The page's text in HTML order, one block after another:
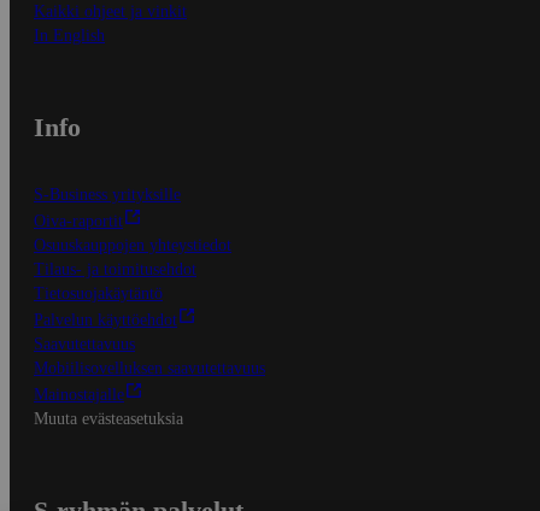
Kaikki ohjeet ja vinkit
In English
Info
S-Business yrityksille
Oiva-raportit
Osuuskauppojen yhteystiedot
Tilaus- ja toimitusehdot
Tietosuojakäytäntö
Palvelun käyttöehdot
Saavutettavuus
Mobiilisovelluksen saavutettavuus
Mainostajalle
Muuta evästeasetuksia